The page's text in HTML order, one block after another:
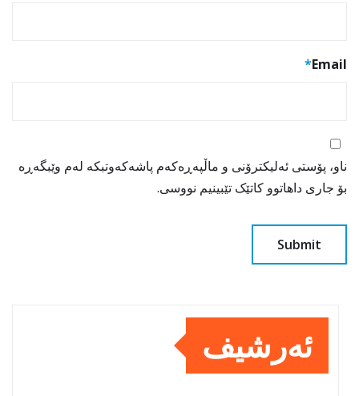
Email
*
ناو، پۆستی ئەلیکترۆنی و ماڵپەڕەکەم پاشەکەوتبکە لەم وێبگەڕە
بۆ جاری داهاتوو کاتێک تێبینیم نووسی.
ئەرشیف